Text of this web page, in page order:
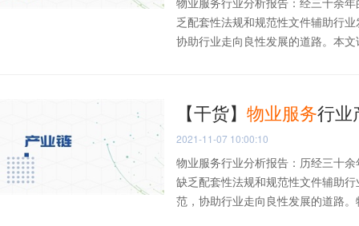
乏配套性法规和规范性文件辅助行
协助行业走向良性发展的道路。本
【干货】 物业服务行业
2021-11-07 10:00:10
物业服务行业分析报告：历经三十
缺乏配套性法规和规范性文件辅助
范，协助行业走向良性发展的道路